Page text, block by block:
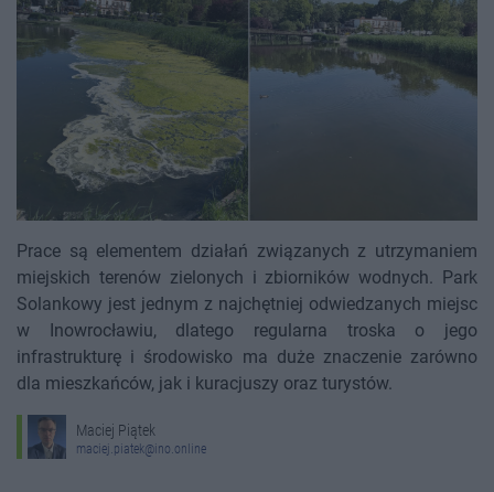
Prace są elementem działań związanych z utrzymaniem
miejskich terenów zielonych i zbiorników wodnych. Park
Solankowy jest jednym z najchętniej odwiedzanych miejsc
w Inowrocławiu, dlatego regularna troska o jego
infrastrukturę i środowisko ma duże znaczenie zarówno
dla mieszkańców, jak i kuracjuszy oraz turystów.
Maciej Piątek
maciej.piatek@ino.online